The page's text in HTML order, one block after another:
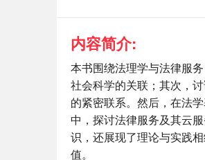
内容简介:
本书围绕法理学与法律服
社会科学的关联；其次，
的紧密联系。然后，在法
中，探讨法律服务及其云
识，还展现了理论与实践
值。